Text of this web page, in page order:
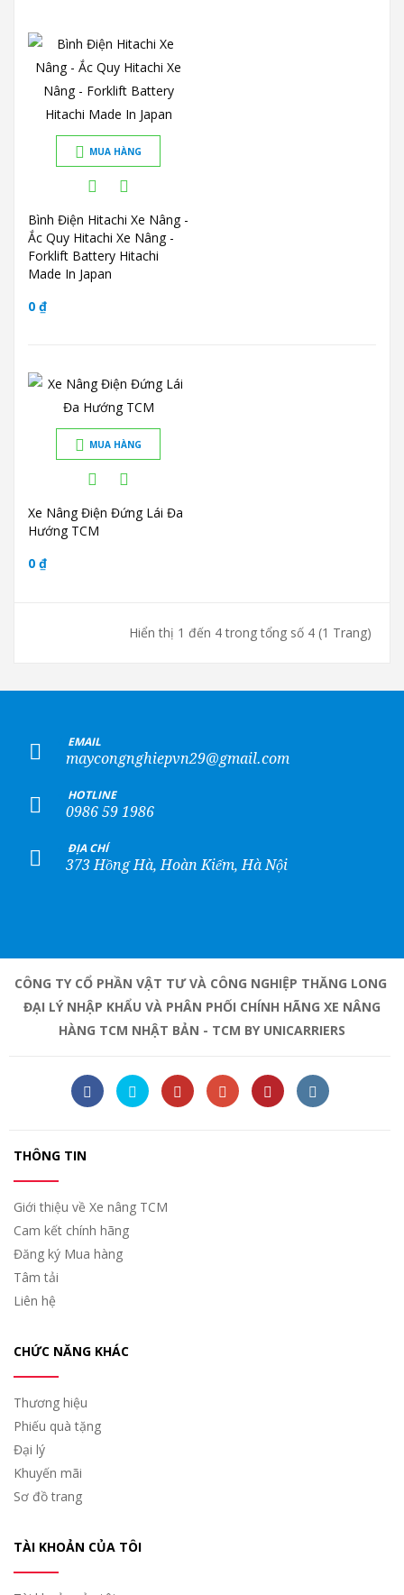
MUA HÀNG
Bình Điện Hitachi Xe Nâng -
Ắc Quy Hitachi Xe Nâng -
Forklift Battery Hitachi
Made In Japan
0 ₫
MUA HÀNG
Xe Nâng Điện Đứng Lái Đa
Hướng TCM
0 ₫
Hiển thị 1 đến 4 trong tổng số 4 (1 Trang)
EMAIL
maycongnghiepvn29@gmail.com
HOTLINE
0986 59 1986
ĐỊA CHỈ
373 Hồng Hà, Hoàn Kiếm, Hà Nội
CÔNG TY CỔ PHẦN VẬT TƯ VÀ CÔNG NGHIỆP THĂNG LONG
ĐẠI LÝ NHẬP KHẨU VÀ PHÂN PHỐI CHÍNH HÃNG XE NÂNG
HÀNG TCM NHẬT BẢN - TCM BY UNICARRIERS
THÔNG TIN
Giới thiệu về Xe nâng TCM
Cam kết chính hãng
Đăng ký Mua hàng
Tâm tải
Liên hệ
CHỨC NĂNG KHÁC
Thương hiệu
Phiếu quà tặng
Đại lý
Khuyến mãi
Sơ đồ trang
TÀI KHOẢN CỦA TÔI